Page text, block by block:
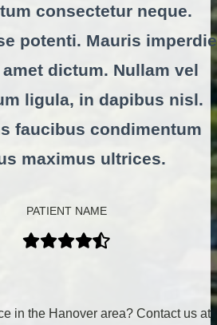
consectetur neque.
potenti. Mauris
dictum. Nullam vel
ligula, in dapibus nisl.
faucibus condimentum
maximus ultrices.
PATIENT NAME
in the Hanover area? Contact us at